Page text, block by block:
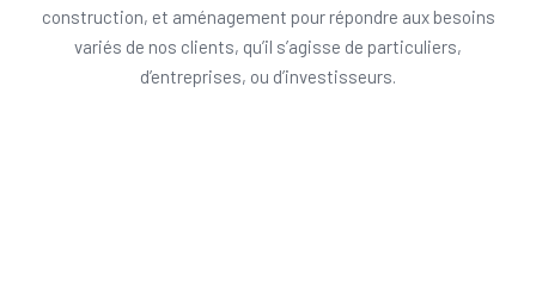
construction, et aménagement pour répondre aux besoins
variés de nos clients, qu’il s’agisse de particuliers,
d’entreprises, ou d’investisseurs.